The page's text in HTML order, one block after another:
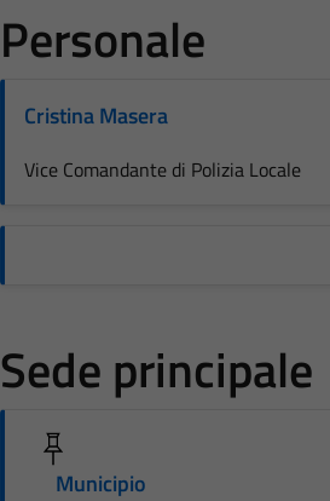
Personale
Cristina Masera
Vice Comandante di Polizia Locale
Sede principale
Municipio